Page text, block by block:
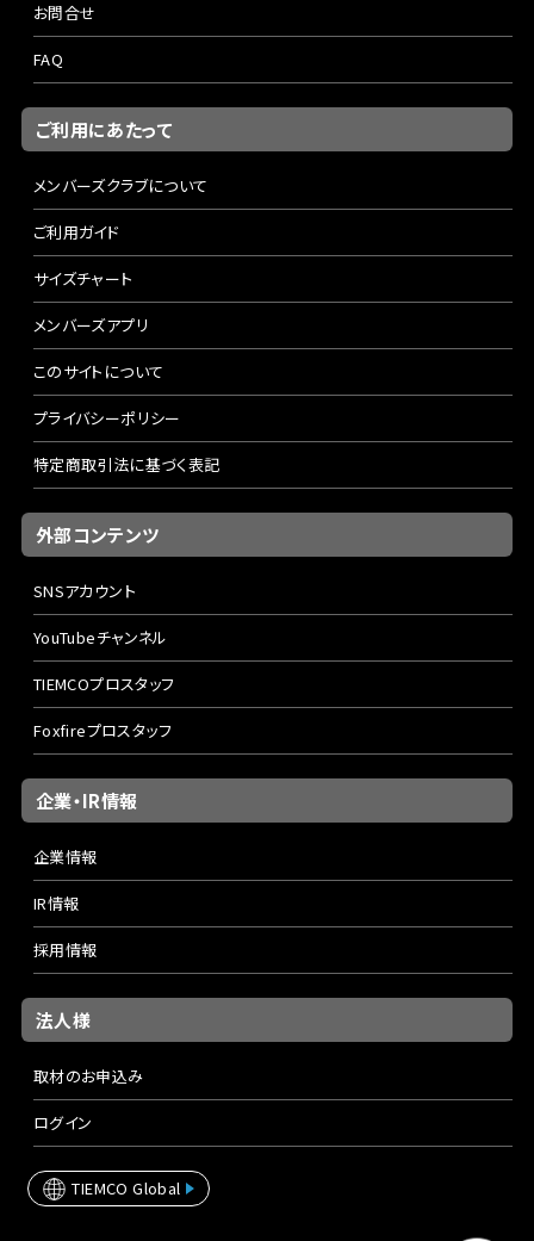
お問合せ
FAQ
ご利用にあたって
メンバーズクラブについて
ご利用ガイド
サイズチャート
メンバーズアプリ
このサイトについて
プライバシーポリシー
特定商取引法に基づく表記
外部コンテンツ
SNSアカウント
YouTubeチャンネル
TIEMCOプロスタッフ
Foxfireプロスタッフ
企業・IR情報
企業情報
IR情報
採用情報
法人様
取材のお申込み
ログイン
TIEMCO Global